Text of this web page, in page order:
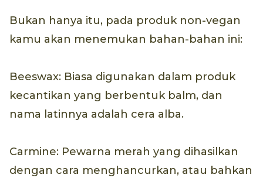
Bukan hanya itu, pada produk non-vegan
kamu akan menemukan bahan-bahan ini:
Beeswax: Biasa digunakan dalam produk
kecantikan yang berbentuk balm, dan
nama latinnya adalah cera alba.
Carmine: Pewarna merah yang dihasilkan
dengan cara menghancurkan, atau bahkan